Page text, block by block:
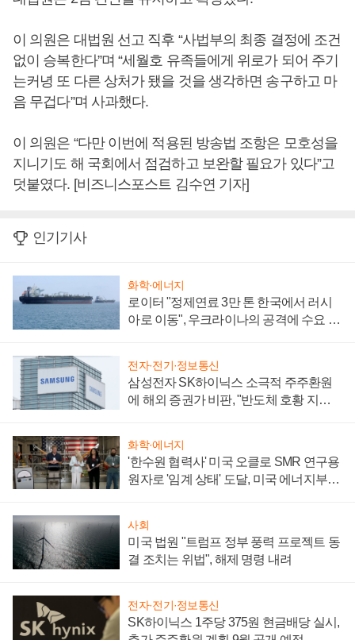
이 의원은 대법원 선고 직후 “사법부의 최종 결정에 조건
없이 승복한다”며 “세월호 유족들에게 위로가 되어 주기
는커녕 또 다른 상처가 됐을 것을 생각하면 송구하고 마
음 무겁다”며 사과했다.
이 의원은 “다만 이번에 적용된 방송법 조항은 모호성을
지니기도 해 국회에서 점검하고 보완할 필요가 있다”고
덧붙였다. [비즈니스포스트 김수연 기자]
인기기사
화학·에너지
로이터 "정제연료 3만 톤 한국에서 러시
아로 이동", 우크라이나의 공격에 수요 늘
전자·전기·정보통신
삼성전자 SK하이닉스 소극적 주주환원
에 해외 증권가 비판, "반도체 호황 지속
화학·에너지
'한수원 협력사' 미국 오클로 SMR 연구용
원자로 '임계 상태' 도달, 미국 에너지부
사회
미국 법원 "트럼프 정부 풍력 프로젝트 동
결 조치는 위법", 해제 명령 내려
전자·전기·정보통신
SK하이닉스 1주당 375원 현금배당 실시,